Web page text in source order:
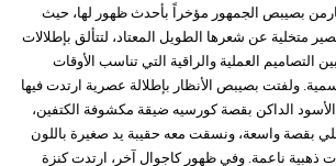
كارمن بصيبص الجمهور مؤخراً بأحدث ظهور لها، حيث
متخلية عن شعرها الطويل المعتاد، لتتألق بإطلالات
العملية والراقية التي تناسب الأوقات
ولفتت بصيبص الأنظار بإطلالة عصرية ارتدت فيها
الداكن بقصة كورسيه ضيقة مكشوفة الكتفين،
بقصة واسعة، ونسقت معه حقيبة يد صغيرة باللون
ذهبية ناعمة. وفي ظهور كاجوال آخر، ارتدت كنزة